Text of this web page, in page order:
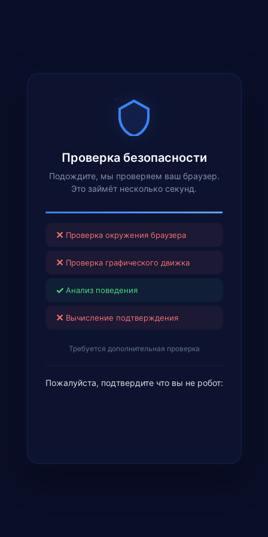
Проверка безопасности
Подождите, мы проверяем ваш браузер.
Это займёт несколько секунд.
✕ Проверка окружения браузера
✕ Проверка графического движка
✓ Анализ поведения
✕ Вычисление подтверждения
Требуется дополнительная проверка
Пожалуйста, подтвердите что вы не робот: